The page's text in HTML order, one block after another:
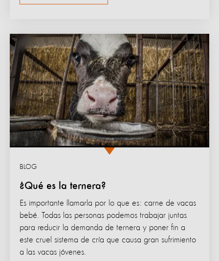
¿Qué es la ternera?
BLOG
Es importante llamarla por lo que es: carne de vacas
bebé. Todas las personas podemos trabajar juntas
para reducir la demanda de ternera y poner fin a
este cruel sistema de cría que causa gran sufrimiento
a las vacas jóvenes.